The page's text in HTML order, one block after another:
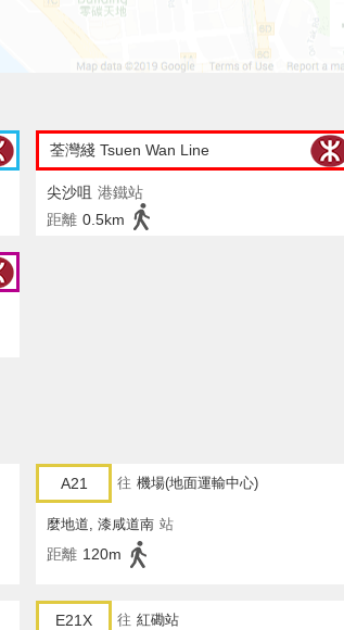
荃灣綫 Tsuen Wan Line
尖沙咀 港鐵站
距離 0.5km
A21 往 機場(地面運輸中心)
麼地道, 漆咸道南 站
距離 120m
E21X 往 紅磡站